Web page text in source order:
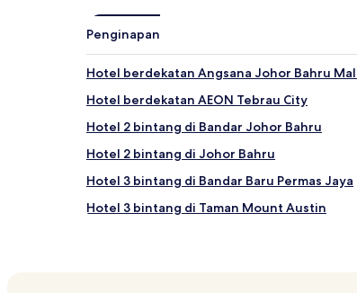
Penginapan
Hotel berdekatan Angsana Johor Bahru
Hotel berdekatan AEON Tebrau City
Hotel 2 bintang di Bandar Johor Bahru
Hotel 2 bintang di Johor Bahru
Hotel 3 bintang di Bandar Baru Permas Jaya
Hotel 3 bintang di Taman Mount Austin